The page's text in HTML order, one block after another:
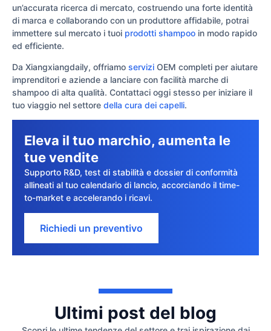
un’accurata ricerca di mercato, costruendo una forte identità
di marca e collaborando con un produttore affidabile, potrai
immettere sul mercato i tuoi prodotti shampoo in modo rapido
ed efficiente.
Da Xiangxiangdaily, offriamo servizi OEM completi per aiutare
imprenditori e aziende a lanciare con facilità marche di
shampoo di alta qualità. Contattaci oggi stesso per iniziare il
tuo viaggio nel settore della cura dei capelli.
Eleva il tuo marchio, aumenta le
tue vendite
Supporto R&D, test di stabilità e dossier di conformità
allineati al tuo calendario di lancio, accorciando il time-
to-market e accelerando i ricavi.
Richiedi un preventivo
Ultimi post del blog